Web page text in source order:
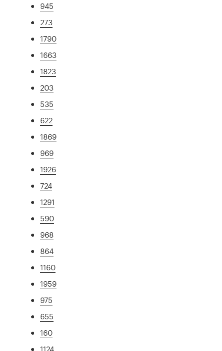
945
273
1790
1663
1823
203
535
622
1869
969
1926
724
1291
590
968
864
1160
1959
975
655
160
1124